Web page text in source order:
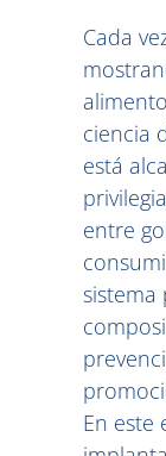
Cada
ciencia
está
entre
sistema
En este